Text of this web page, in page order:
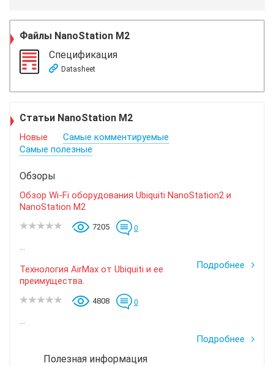
Файлы NanoStation M2
Спецификация
Datasheet
Статьи NanoStation M2
Новые
Самые комментируемые
Самые полезные
Обзоры
Обзор Wi-Fi оборудования Ubiquiti NanoStation2 и
NanoStation M2
7205 0
...
Подробнее
Технология AirMax от Ubiquiti и ее
преимущества.
4808 0
...
Подробнее
Полезная информация